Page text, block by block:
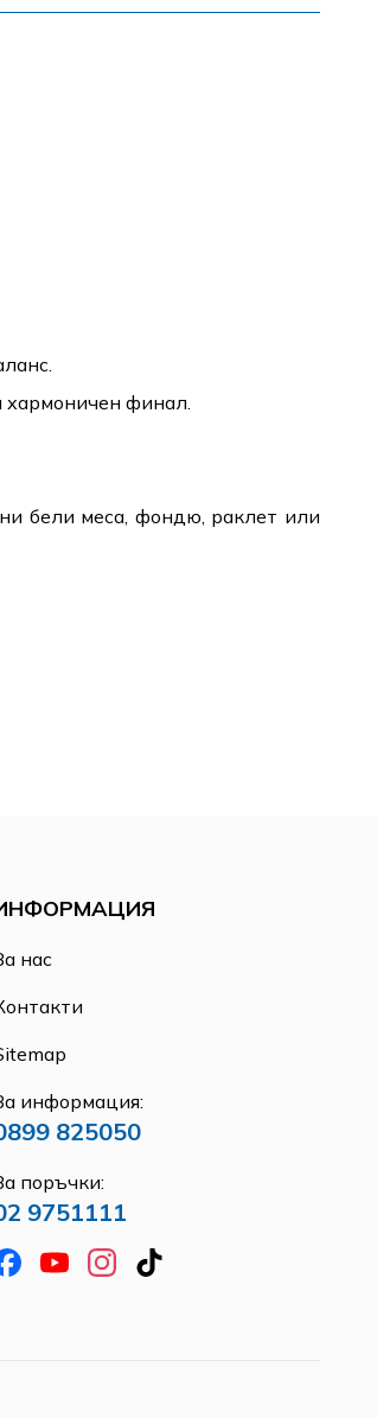
хармоничен финал.
бели меса, фондю, раклет или
нас
информация:
825050
поръчки:
9751111